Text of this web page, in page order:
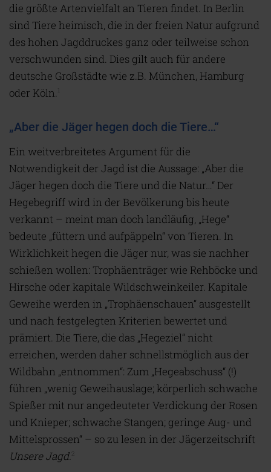
die größte Artenvielfalt an Tieren findet. In Berlin
sind Tiere heimisch, die in der freien Natur aufgrund
des hohen Jagddruckes ganz oder teilweise schon
verschwunden sind. Dies gilt auch für andere
deutsche Großstädte wie z.B. München, Hamburg
oder Köln.
1
„Aber die Jäger hegen doch die Tiere…“
Ein weitverbreitetes Argument für die
Notwendigkeit der Jagd ist die Aussage: „Aber die
Jäger hegen doch die Tiere und die Natur…“ Der
Hegebegriff wird in der Bevölkerung bis heute
verkannt – meint man doch landläufig, „Hege“
bedeute „füttern und aufpäppeln“ von Tieren. In
Wirklichkeit hegen die Jäger nur, was sie nachher
schießen wollen: Trophäenträger wie Rehböcke und
Hirsche oder kapitale Wildschweinkeiler. Kapitale
Geweihe werden in „Trophäenschauen“ ausgestellt
und nach festgelegten Kriterien bewertet und
prämiert. Die Tiere, die das „Hegeziel“ nicht
erreichen, werden daher schnellstmöglich aus der
Wildbahn „entnommen“: Zum „Hegeabschuss“ (!)
führen „wenig Geweihauslage; körperlich schwache
Spießer mit nur angedeuteter Verdickung der Rosen
und Knieper; schwache Stangen; geringe Aug- und
Mittelsprossen“ – so zu lesen in der Jägerzeitschrift
Unsere Jagd. 2